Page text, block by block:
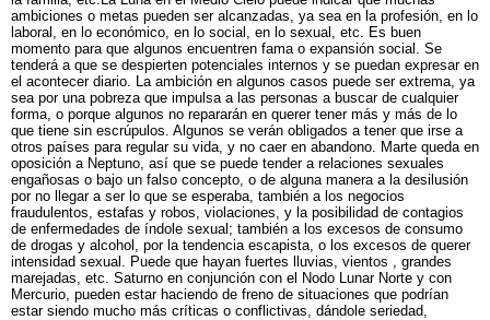
ambiciones o metas pueden ser alcanzadas, ya sea en la profesión, en lo
laboral, en lo económico, en lo social, en lo sexual, etc. Es buen
momento para que algunos encuentren fama o expansión social. Se
tenderá a que se despierten potenciales internos y se puedan expresar en
el acontecer diario. La ambición en algunos casos puede ser extrema, ya
sea por una pobreza que impulsa a las personas a buscar de cualquier
forma, o porque algunos no repararán en querer tener más y más de lo
que tiene sin escrúpulos. Algunos se verán obligados a tener que irse a
otros países para regular su vida, y no caer en abandono. Marte queda en
oposición a Neptuno, así que se puede tender a relaciones sexuales
engañosas o bajo un falso concepto, o de alguna manera a la desilusión
por no llegar a ser lo que se esperaba, también a los negocios
fraudulentos, estafas y robos, violaciones, y la posibilidad de contagios
de enfermedades de índole sexual; también a los excesos de consumo
de drogas y alcohol, por la tendencia escapista, o los excesos de querer
intensidad sexual. Puede que hayan fuertes lluvias, vientos , grandes
marejadas, etc. Saturno en conjunción con el Nodo Lunar Norte y con
Mercurio, pueden estar haciendo de freno de situaciones que podrían
estar siendo mucho más críticas o conflictivas, dándole seriedad,